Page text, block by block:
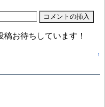
お待ちしています！
↑